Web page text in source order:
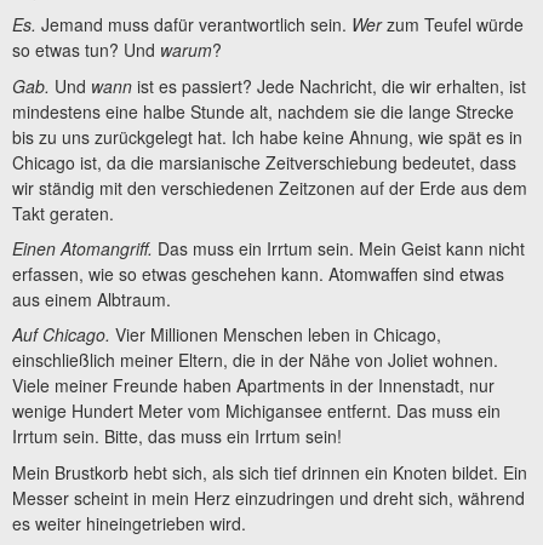
Es. Jemand muss dafür verantwortlich sein. Werzum Teufel würde
so etwas tun? Und warum?
Gab. Und wann ist es passiert? Jede Nachricht, die wir erhalten, ist
mindestens eine halbe Stunde alt, nachdem sie die lange Strecke
bis zu uns zurückgelegt hat. Ich habe keine Ahnung, wie spät es in
Chicago ist, da die marsianische Zeitverschiebung bedeutet, dass
wir ständig mit den verschiedenen Zeitzonen auf der Erde aus dem
Takt geraten.
Einen Atomangriff. Das muss ein Irrtum sein. Mein Geist kann nicht
erfassen, wie so etwas geschehen kann. Atomwaffen sind etwas
aus einem Albtraum.
Auf Chicago. Vier Millionen Menschen leben in Chicago,
einschließlich meiner Eltern, die in der Nähe von Joliet wohnen.
Viele meiner Freunde haben Apartments in der Innenstadt, nur
wenige Hundert Meter vom Michigansee entfernt. Das muss ein
Irrtum sein. Bitte, das muss ein Irrtum sein!
Mein Brustkorb hebt sich, als sich tief drinnen ein Knoten bildet. Ein
Messer scheint in mein Herz einzudringen und dreht sich, während
es weiter hineingetrieben wird.